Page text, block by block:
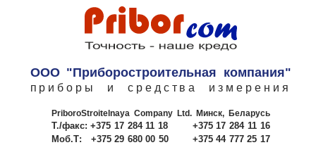
ООО "Приборостроительная компания"
приборы и средства измерения
PriboroStroitelnaya Company Ltd.Минск, Беларусь
Т./факс: +375 17 284 11 18
+375 17 284 11 16
Моб.Т:
+375 29 680 00 50 +375 44 777 25 17